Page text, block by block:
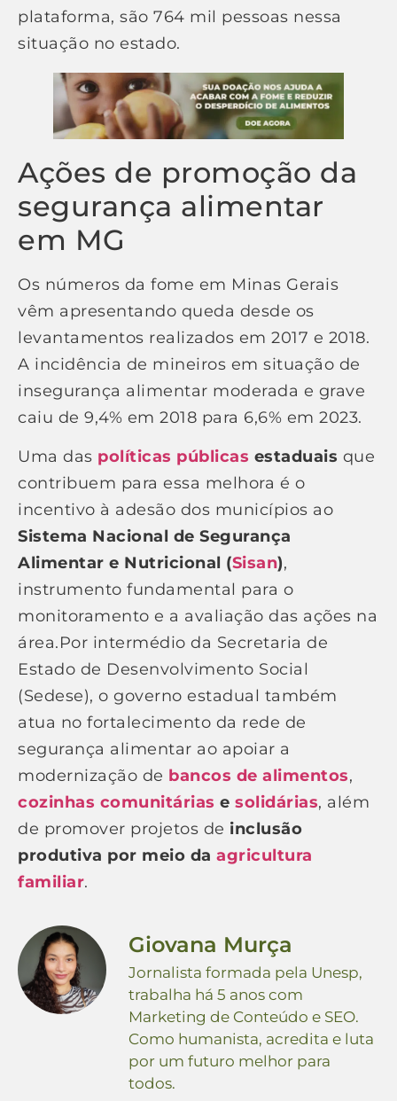
plataforma, são 764 mil pessoas nessa
situação no estado.
Ações de promoção da
segurança alimentar
em MG
Os números da fome em Minas Gerais
vêm apresentando queda desde os
levantamentos realizados em 2017 e 2018.
A incidência de mineiros em situação de
insegurança alimentar moderada e grave
caiu de 9,4% em 2018 para 6,6% em 2023.
Uma das políticas públicas estaduais que
contribuem para essa melhora é o
incentivo à adesão dos municípios ao
Sistema Nacional de Segurança
Alimentar e Nutricional (Sisan),
instrumento fundamental para o
monitoramento e a avaliação das ações na
área.Por intermédio da Secretaria de
Estado de Desenvolvimento Social
(Sedese), o governo estadual também
atua no fortalecimento da rede de
segurança alimentar ao apoiar a
modernização de bancos de alimentos,
cozinhas comunitárias e solidárias, além
de promover projetos de inclusão
produtiva por meio da agricultura
familiar.
Giovana Murça
Jornalista formada pela Unesp,
trabalha há 5 anos com
Marketing de Conteúdo e SEO.
Como humanista, acredita e luta
por um futuro melhor para
todos.